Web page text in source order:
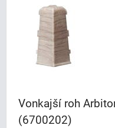
Vonkajší roh
(6700202)